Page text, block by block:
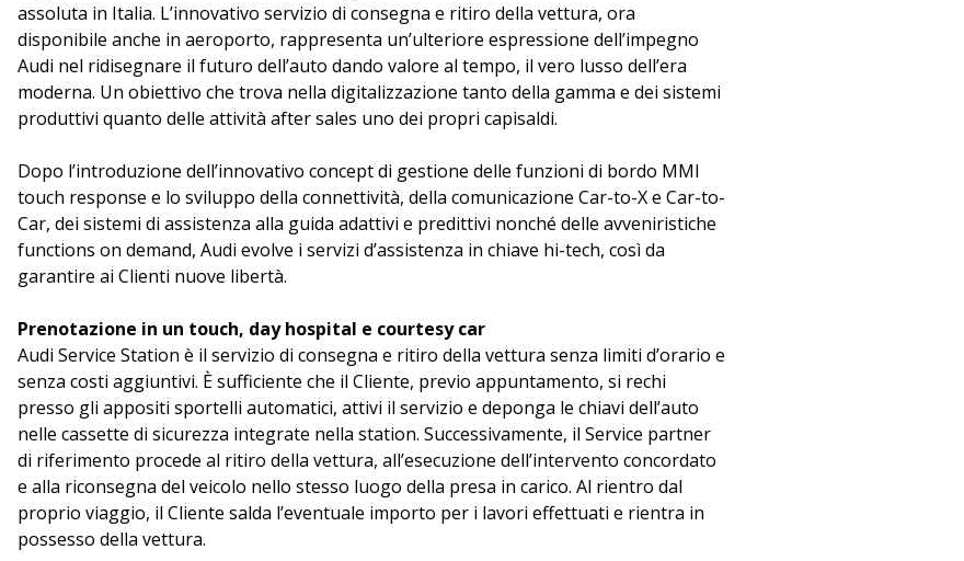
assoluta in Italia. L’innovativo servizio di consegna e ritiro della vettura, ora
disponibile anche in aeroporto, rappresenta un’ulteriore espressione dell’impegno
Audi nel ridisegnare il futuro dell’auto dando valore al tempo, il vero lusso dell’era
moderna. Un obiettivo che trova nella digitalizzazione tanto della gamma e dei sistemi
produttivi quanto delle attività after sales uno dei propri capisaldi.
Dopo l’introduzione dell’innovativo concept di gestione delle funzioni di bordo MMI
touch response e lo sviluppo della connettività, della comunicazione Car-to-X e Car-to-
Car, dei sistemi di assistenza alla guida adattivi e predittivi nonché delle avveniristiche
functions on demand, Audi evolve i servizi d’assistenza in chiave hi-tech, così da
garantire ai Clienti nuove libertà.
Prenotazione in un touch, day hospital e courtesy car
Audi Service Station è il servizio di consegna e ritiro della vettura senza limiti d’orario e
senza costi aggiuntivi. È sufficiente che il Cliente, previo appuntamento, si rechi
presso gli appositi sportelli automatici, attivi il servizio e deponga le chiavi dell’auto
nelle cassette di sicurezza integrate nella station. Successivamente, il Service partner
di riferimento procede al ritiro della vettura, all’esecuzione dell’intervento concordato
e alla riconsegna del veicolo nello stesso luogo della presa in carico. Al rientro dal
proprio viaggio, il Cliente salda l’eventuale importo per i lavori effettuati e rientra in
possesso della vettura.